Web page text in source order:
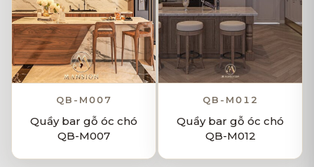
QB-M007
Quầy bar gỗ óc chó
QB-M007
QB-M012
Quầy bar gỗ óc chó
QB-M012